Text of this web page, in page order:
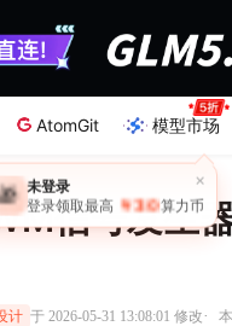
AtomGit 模型市场
×
未登录
登录领取最高 ￥30 算力币
信号发生
计 于 2026-05-31 13:08:01 修改·